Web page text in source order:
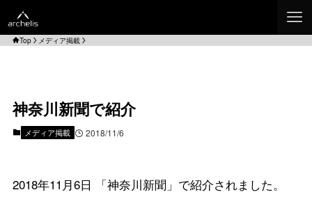
Top メディア掲載
神奈川新聞で紹介
メディア掲載 2018/11/6
2018年11月6日 「神奈川新聞」で紹介されました。